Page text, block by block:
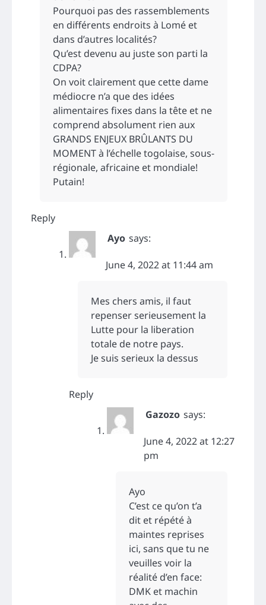
Pourquoi pas des rassemblements
en différents endroits à Lomé et
dans d’autres localités?
Qu’est devenu au juste son parti la
CDPA?
On voit clairement que cette dame
médiocre n’a que des idées
alimentaires fixes dans la tête et ne
comprend absolument rien aux
GRANDS ENJEUX BRÛLANTS DU
MOMENT à l’échelle togolaise, sous-
régionale, africaine et mondiale!
Putain!
Reply
Ayo says:
June 4, 2022 at 11:44 am
Mes chers amis, il faut
repenser serieusement la
Lutte pour la liberation
totale de notre pays.
Je suis serieux la dessus
Reply
Gazozo says:
June 4, 2022 at 12:27
pm
Ayo
C’est ce qu’on t’a
dit et répété à
maintes reprises
ici, sans que tu ne
veuilles voir la
réalité d’en face:
DMK et machin